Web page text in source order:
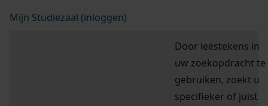
Mijn Studiezaal (inloggen)
Door leestekens in
uw zoekopdracht te
gebruiken, zoekt u
specifieker of juist